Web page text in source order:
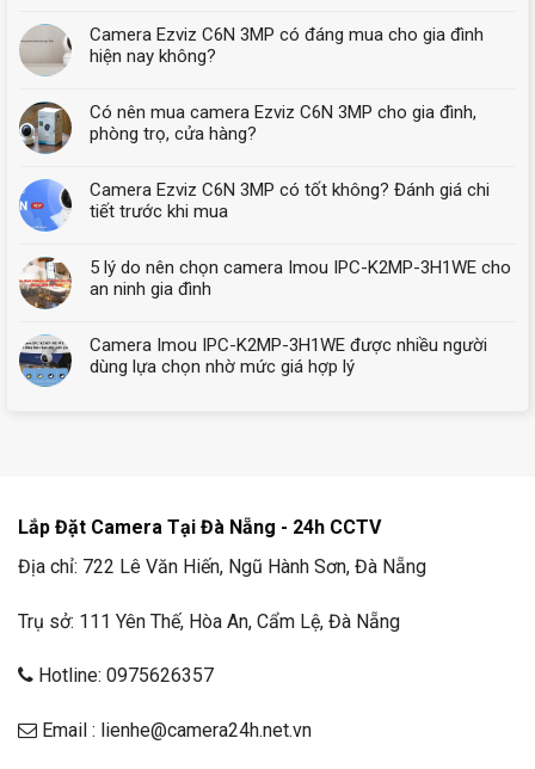
Camera Ezviz C6N 3MP có đáng mua cho gia đình
hiện nay không?
Có nên mua camera Ezviz C6N 3MP cho gia đình,
phòng trọ, cửa hàng?
Camera Ezviz C6N 3MP có tốt không? Đánh giá chi
tiết trước khi mua
5 lý do nên chọn camera Imou IPC-K2MP-3H1WE cho
an ninh gia đình
Camera Imou IPC-K2MP-3H1WE được nhiều người
dùng lựa chọn nhờ mức giá hợp lý
Lắp Đặt Camera Tại Đà Nẵng - 24h CCTV
Địa chỉ: 722 Lê Văn Hiến, Ngũ Hành Sơn, Đà Nẵng
Trụ sở: 111 Yên Thế, Hòa An, Cẩm Lệ, Đà Nẵng
Hotline: 0975626357
Email : lienhe@camera24h.net.vn